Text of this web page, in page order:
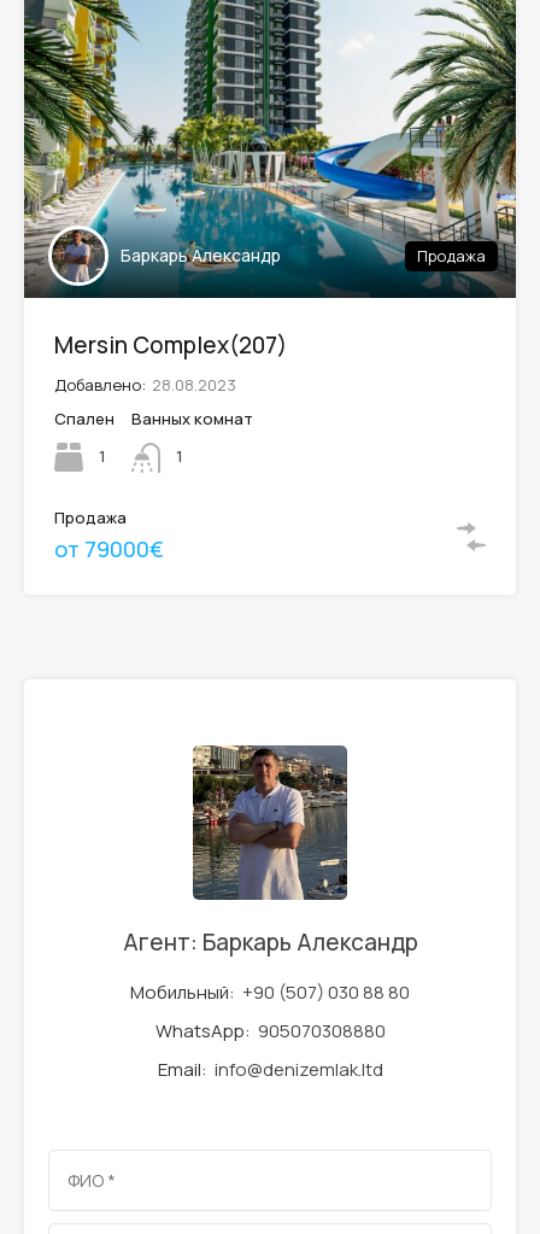
Баркарь Александр Продажа
Mersin Complex(207)
Добавлено: 28.08.2023
Спален
1
Ванных комнат
1
Продажа
от 79000€
Агент: Баркарь Александр
Мобильный: +90 (507) 030 88 80
WhatsApp: 905070308880
Email: info@denizemlak.ltd